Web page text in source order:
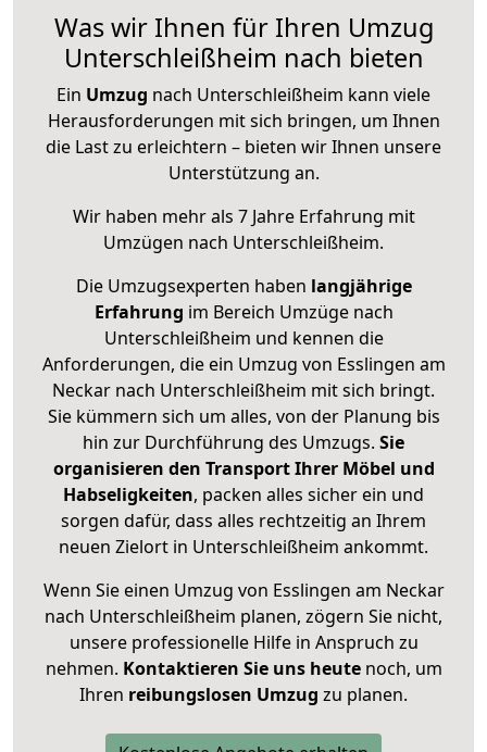
Was wir Ihnen für Ihren Umzug
Unterschleißheim nach bieten
Ein Umzug nach Unterschleißheim kann viele
Herausforderungen mit sich bringen, um Ihnen
die Last zu erleichtern – bieten wir Ihnen unsere
Unterstützung an.
Wir haben mehr als 7 Jahre Erfahrung mit
Umzügen nach Unterschleißheim.
Die Umzugsexperten haben langjährige
Erfahrung im Bereich Umzüge nach
Unterschleißheim und kennen die
Anforderungen, die ein Umzug von Esslingen am
Neckar nach Unterschleißheim mit sich bringt.
Sie kümmern sich um alles, von der Planung bis
hin zur Durchführung des Umzugs. Sie
organisieren den Transport Ihrer Möbel und
Habseligkeiten, packen alles sicher ein und
sorgen dafür, dass alles rechtzeitig an Ihrem
neuen Zielort in Unterschleißheim ankommt.
Wenn Sie einen Umzug von Esslingen am Neckar
nach Unterschleißheim planen, zögern Sie nicht,
unsere professionelle Hilfe in Anspruch zu
nehmen. Kontaktieren Sie uns heutenoch, um
Ihren reibungslosen Umzug zu planen.